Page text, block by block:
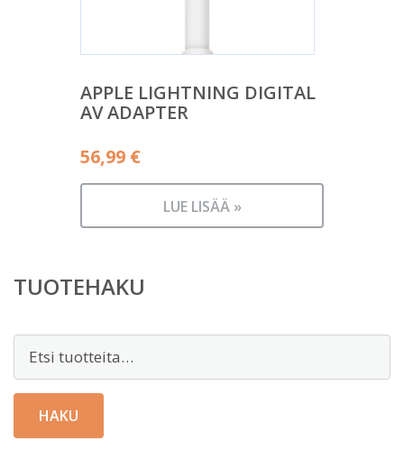
APPLE LIGHTNING DIGITAL
AV ADAPTER
56,99 €
LUE LISÄÄ »
TUOTEHAKU
Etsi:
HAKU